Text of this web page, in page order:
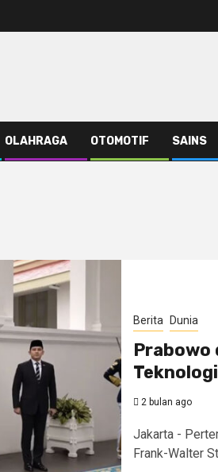
OLAHRAGA OTOMOTIF SAINS
Berita Dunia
Prabowo
2 bulan ago
Jakarta -
Frank-Walter